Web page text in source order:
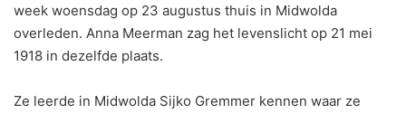
week woensdag op 23 augustus thuis in Midwolda
overleden. Anna Meerman zag het levenslicht op 21 mei
1918 in dezelfde plaats.
Ze leerde in Midwolda Sijko Gremmer kennen waar ze